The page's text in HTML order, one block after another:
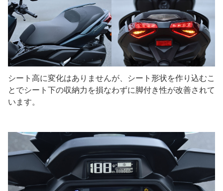
シート高に変化はありませんが、シート形状を作り込むこ
とでシート下の収納力を損なわずに脚付き性が改善されて
います。